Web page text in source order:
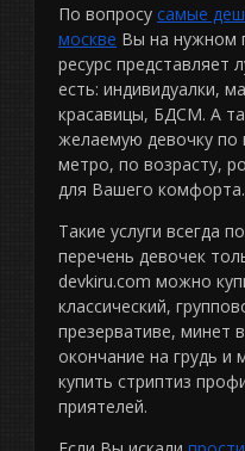
По вопросу самые
москве Вы на нужном
ресурс представляет
есть: индивидуалки,
красавицы, БДСМ. А
желаемую девочку по
метро, по возрасту,
для Вашего комфорта.
Такие услуги всегда
перечень девочек
devkiru.com можно
классический,
презервативе, минет
окончание на грудь и
купить стриптиз
приятелей.